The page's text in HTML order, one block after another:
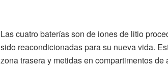
Las cuatro baterías son de iones de litio
sido reacondicionadas para su nueva vida.
zona trasera y metidas en compartimentos